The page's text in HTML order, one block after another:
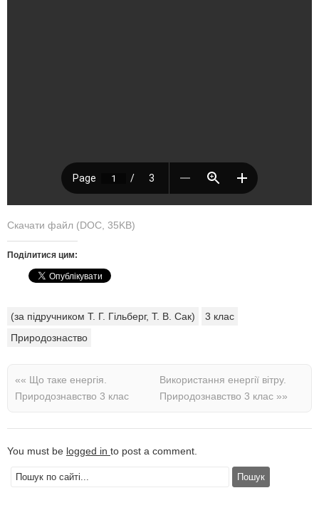
Скачати файл (DOC, 35KB)
Поділитися цим:
(за підручником Т. Г. Гільберг, Т. В. Сак)
3 клас
Природознаство
«« Що таке енергія.
Природознавство 3 клас
Використання енергії вітру.
Природознавство 3 клас »»
You must be logged in to post a comment.